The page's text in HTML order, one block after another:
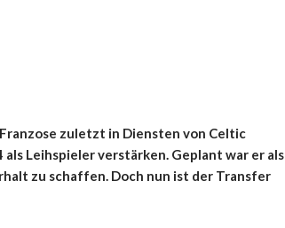
zuletzt in Diensten von Celtic
Leihspieler verstärken. Geplant war er als
zu schaffen. Doch nun ist der Transfer